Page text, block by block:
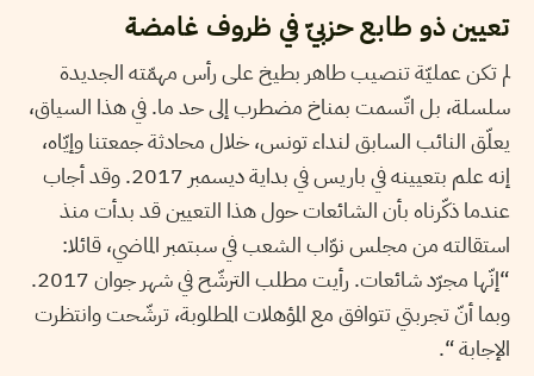
تعيين ذو طابع حزبيّ في ظروف غامضة
لم تكن عمليّة تنصيب طاهر بطيخ على رأس مهمّته الجديدة
سلسلة، بل اتّسمت بمناخ مضطرب إلى حد ما. في هذا السياق،
يعلّق النائب السابق لنداء تونس، خلال محادثة جمعتنا وإيّاه،
إنه علم بتعيينه في باريس في بداية ديسمبر 2017. وقد أجاب
عندما ذكّرناه بأن الشائعات حول هذا التعيين قد بدأت منذ
استقالته من مجلس نوّاب الشعب في سبتمبر الماضي، قائلا:
“إنّها مجرّد شائعات. رأيت مطلب الترشّح في شهر جوان 2017.
وبما أنّ تجربتي تتوافق مع المؤهلات المطلوبة، ترشّحت وانتظرت
الإجابة “.